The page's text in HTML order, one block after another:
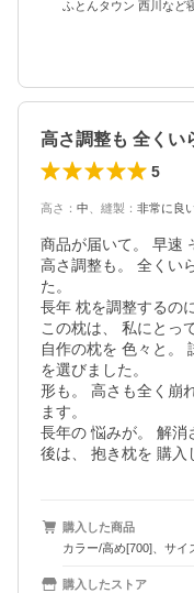
ふとんタウン 西川など
高さ調整も 全くい
5
高さ ： 中 縫製 ： 非常に良
商品が届いて。 早速
高さ調整も。 全くい
た。
長年 枕を調整するの
この枕は、 私にとっ
自作の枕を 色々と。
を選びました。
形も。 高さも全く崩
ます。
長年の 悩みが。 解消
後は、 抱き枕を 購入
購入した商品
カラー/高め[700]、サイ
購入したストア